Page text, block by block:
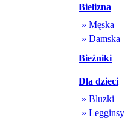
Bielizna
» Męska
» Damska
Bieżniki
Dla dzieci
» Bluzki
» Legginsy